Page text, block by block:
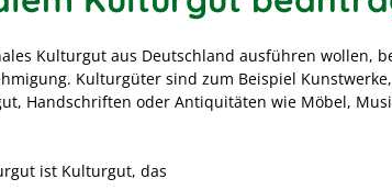
Kulturgut aus Deutschland ausführen wollen,
Kulturgüter sind zum Beispiel
Handschriften oder Antiquitäten wie Möbel,
ist Kulturgut, das